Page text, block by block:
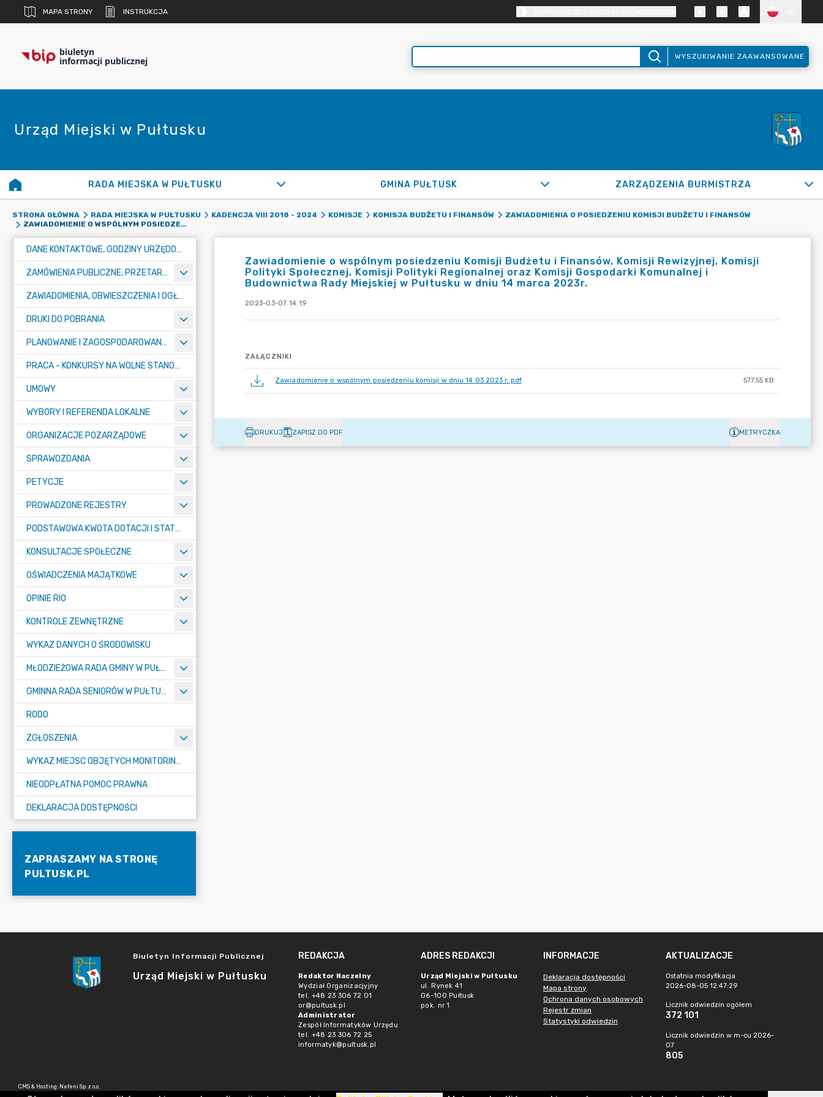
MAPA STRONY INSTRUKCJA
biuletyn
informacji publicznej WYSZUKIWANIE ZAAWANSOWANE
Urząd Miejski w Pułtusku
RADA MIEJSKA W PUŁTUSKU GMINA PUŁTUSK ZARZĄDZENIA BURMISTRZA
STRONA GŁÓWNA RADA MIEJSKA W PUŁTUSKU KADENCJA VIII 2018 - 2024 KOMISJE KOMISJA BUDŻETU I FINANSÓW
ZAWIADOMIENIA O POSIEDZENIU KOMISJI BUDŻETU I FINANSÓW
ZAWIADOMIENIE O WSPÓLNYM POSIEDZENIU KOMISJI BUDŻETU I FINANSÓW, KOMISJI REWIZYJNEJ, KOMISJI POLITYKI SPOŁECZNEJ, KOMISJI POLITYKI REGIONALNEJ ORAZ KOMISJI GOSPODARKI KOMUNALNEJ I BUDOWNICTWA RADY MIEJSKIEJ W PUŁTUSKU W DNIU 14 MARCA 2023R.
DANE KONTAKTOWE, GODZINY URZĘDOWANIA I NUMER KONTA BANKOWEGO
ZAMÓWIENIA PUBLICZNE, PRZETARGI, KONKURSY
ZAWIADOMIENIA, OBWIESZCZENIA I OGŁOSZENIA
DRUKI DO POBRANIA
PLANOWANIE I ZAGOSPODAROWANIE PRZESTRZENNE
PRACA - KONKURSY NA WOLNE STANOWISKA
UMOWY
WYBORY I REFERENDA LOKALNE
ORGANIZACJE POZARZĄDOWE
SPRAWOZDANIA
PETYCJE
PROWADZONE REJESTRY
PODSTAWOWA KWOTA DOTACJI I STATYSTYCZNA LICZBA UCZNIÓW
KONSULTACJE SPOŁECZNE
OŚWIADCZENIA MAJĄTKOWE
OPINIE RIO
KONTROLE ZEWNĘTRZNE
WYKAZ DANYCH O ŚRODOWISKU
MŁODZIEŻOWA RADA GMINY W PUŁTUSKU
GMINNA RADA SENIORÓW W PUŁTUSKU
RODO
ZGŁOSZENIA
WYKAZ MIEJSC OBJĘTYCH MONITORINGIEM
NIEODPŁATNA POMOC PRAWNA
DEKLARACJA DOSTĘPNOŚCI
ZAPRASZAMY NA STRONĘ
PULTUSK.PL
Zawiadomienie o wspólnym posiedzeniu Komisji Budżetu i Finansów, Komisji Rewizyjnej, Komisji
Polityki Społecznej, Komisji Polityki Regionalnej oraz Komisji Gospodarki Komunalnej i
Budownictwa Rady Miejskiej w Pułtusku w dniu 14 marca 2023r.
2023-03-07 14:19
ZAŁĄCZNIKI
Zawiadomienie o wspólnym posiedzeniu komisji w dniu 14.03.2023 r..pdf 577.55 KB
DRUKUJ ZAPISZ DO PDF METRYCZKA
Biuletyn Informacji Publicznej
Urząd Miejski w Pułtusku
REDAKCJA
Redaktor Naczelny
Wydział Organizacjyjny
tel. +48 23 306 72 01
or@pultusk.pl
Administrator
Zespół Informatyków Urzędu
tel. +48 23 306 72 25
informatyk@pultusk.pl
ADRES REDAKCJI
Urząd Miejski w Pułtusku
ul. Rynek 41
06-100 Pułtusk
pok. nr 1
INFORMACJE
Deklaracja dostępności
Mapa strony
Ochrona danych osobowych
Rejestr zmian
Statystyki odwiedzin
AKTUALIZACJE
Ostatnia modyfikacja
2026-08-05 12:47:29
Licznik odwiedzin ogółem
372 101
Licznik odwiedzin w m-cu 2026-
07
805
CMS & Hosting: Nefeni Sp. z o.o.